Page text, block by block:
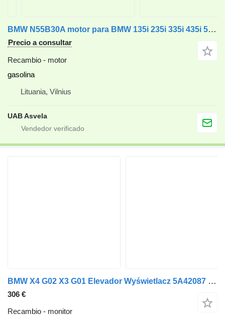
BMW N55B30A motor para BMW 135i 235i 335i 435i 535i 640i 740i coche
Precio a consultar
Recambio - motor
gasolina
Lituania, Vilnius
UAB Asvela
BMW X4 G02 X3 G01 Elevador Wyświetlacz 5A42087 BMW monitor para BMW X4 G02 X3 G01 coche
306 €
Recambio - monitor